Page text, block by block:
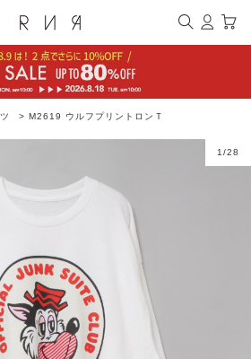
> M2619 ウルフプリントロンＴ
1 /28